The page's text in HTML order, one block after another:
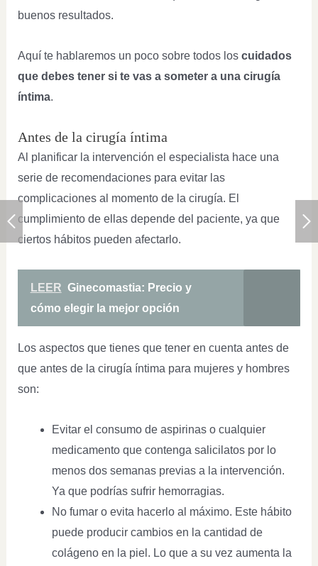
buenos resultados.
Aquí te hablaremos un poco sobre todos los cuidados
que debes tener si te vas a someter a una cirugía
íntima.
Antes de la cirugía íntima
Al planificar la intervención el especialista hace una
serie de recomendaciones para evitar las
complicaciones al momento de la cirugía. El
cumplimiento de ellas depende del paciente, ya que
ciertos hábitos pueden afectarlo.
LEER Ginecomastia: Precio y
cómo elegir la mejor opción
Los aspectos que tienes que tener en cuenta antes de
que antes de la cirugía íntima para mujeres y hombres
son:
Evitar el consumo de aspirinas o cualquier
medicamento que contenga salicilatos por lo
menos dos semanas previas a la intervención.
Ya que podrías sufrir hemorragias.
No fumar o evita hacerlo al máximo. Este hábito
puede producir cambios en la cantidad de
colágeno en la piel. Lo que a su vez aumenta la